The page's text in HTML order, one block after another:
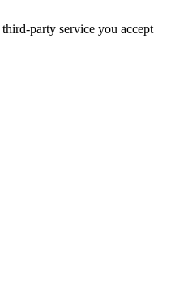
party service you accept